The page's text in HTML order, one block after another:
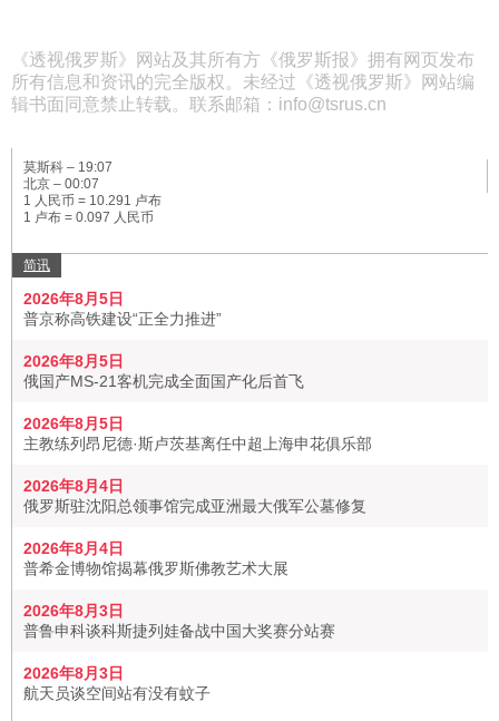
《透视俄罗斯》网站及其所有方《俄罗斯报》拥有网页发布
所有信息和资讯的完全版权。未经过《透视俄罗斯》网站编
辑书面同意禁止转载。联系邮箱：info@tsrus.cn
莫斯科 – 19:07
北京 – 00:07
1 人民币 = 10.291 卢布
1 卢布 = 0.097 人民币
简讯
2026年8月5日
普京称高铁建设“正全力推进”
2026年8月5日
俄国产MS-21客机完成全面国产化后首飞
2026年8月5日
主教练列昂尼德·斯卢茨基离任中超上海申花俱乐部
2026年8月4日
俄罗斯驻沈阳总领事馆完成亚洲最大俄军公墓修复
2026年8月4日
普希金博物馆揭幕俄罗斯佛教艺术大展
2026年8月3日
普鲁申科谈科斯捷列娃备战中国大奖赛分站赛
2026年8月3日
航天员谈空间站有没有蚊子